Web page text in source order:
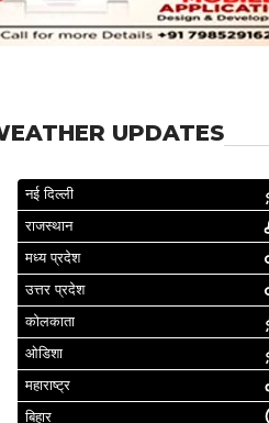
UPDATES
नई दिल्ली
राजस्थान
मध्य प्रदेश
उत्तर प्रदेश
कोलकाता
ओडिशा
महाराष्ट्र
बिहार